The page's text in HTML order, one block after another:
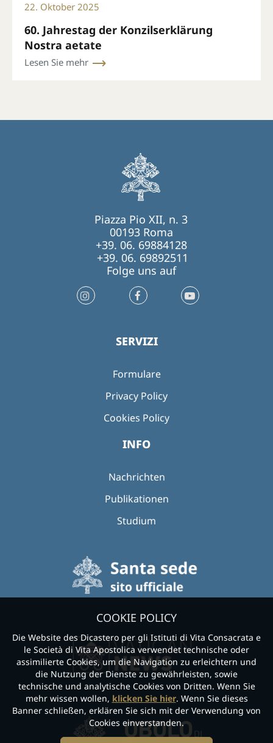
22. Oktober 2025
60. Jahrestag der Konzilserklärung
Nostra aetate
Lesen Sie mehr
Piazza Pio XII, n. 3
00193 Roma
+39. 06. 69884128
+39. 06. 69892511
Folge uns auf
SERVIZI
Formulare
Privacy Policy
Cookies Policy
INFO
Nachrichten
Publikationen
Studium
COOKIE POLICY
Die Website des Dicastero per gli Istituti di Vita Consacrata e
le Società di Vita Apostolica verwendet technische oder
assimilierte Cookies, um die Navigation zu erleichtern und
die Nutzung der Dienste zu gewährleisten, sowie
technische und analytische Cookies von Dritten. Wenn Sie
mehr wissen wollen, klicken Sie hier. Wenn Sie dieses
Banner schließen, erklären Sie sich mit der Verwendung von
Cookies einverstanden.